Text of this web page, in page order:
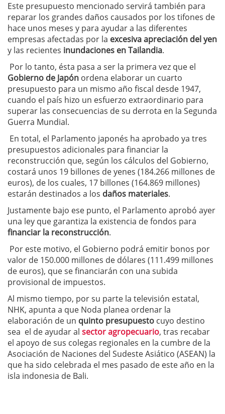
Este presupuesto mencionado servirá también para
reparar los grandes daños causados por los tifones de
hace unos meses y para ayudar a las diferentes
empresas afectadas por la excesiva apreciación del yen
y las recientes inundaciones en Tailandia.
Por lo tanto, ésta pasa a ser la primera vez que el
Gobierno de Japón ordena elaborar un cuarto
presupuesto para un mismo año fiscal desde 1947,
cuando el país hizo un esfuerzo extraordinario para
superar las consecuencias de su derrota en la Segunda
Guerra Mundial.
En total, el Parlamento japonés ha aprobado ya tres
presupuestos adicionales para financiar la
reconstrucción que, según los cálculos del Gobierno,
costará unos 19 billones de yenes (184.266 millones de
euros), de los cuales, 17 billones (164.869 millones)
estarán destinados a los daños materiales.
Justamente bajo ese punto, el Parlamento aprobó ayer
una ley que garantiza la existencia de fondos para
financiar la reconstrucción.
Por este motivo, el Gobierno podrá emitir bonos por
valor de 150.000 millones de dólares (111.499 millones
de euros), que se financiarán con una subida
provisional de impuestos.
Al mismo tiempo, por su parte la televisión estatal,
NHK, apunta a que Noda planea ordenar la
elaboración de un quinto presupuesto cuyo destino
sea el de ayudar al sector agropecuario, tras recabar
el apoyo de sus colegas regionales en la cumbre de la
Asociación de Naciones del Sudeste Asiático (ASEAN) la
que ha sido celebrada el mes pasado de este año en la
isla indonesia de Bali.